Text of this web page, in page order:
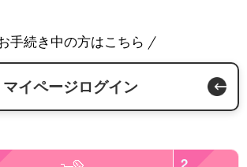
手続き中の方はこちら
マイページログイン
2